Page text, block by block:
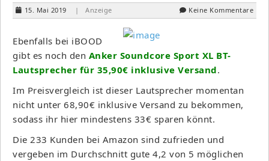
15. Mai 2019 | Anzeige Keine Kommentare
Ebenfalls bei iBOOD
gibt es noch den Anker Soundcore Sport XL BT-
Lautsprecher für 35,90€ inklusive Versand.
Im Preisvergleich ist dieser Lautsprecher momentan
nicht unter 68,90€ inklusive Versand zu bekommen,
sodass ihr hier mindestens 33€ sparen könnt.
Die 233 Kunden bei Amazon sind zufrieden und
vergeben im Durchschnitt gute 4,2 von 5 möglichen